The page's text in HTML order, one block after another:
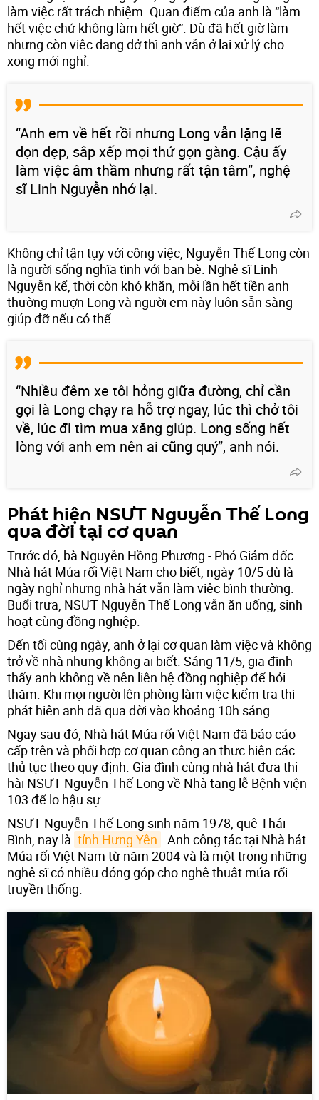
làm việc rất trách nhiệm. Quan điểm của anh là “làm
hết việc chứ không làm hết giờ”. Dù đã hết giờ làm
nhưng còn việc dang dở thì anh vẫn ở lại xử lý cho
xong mới nghỉ.
“Anh em về hết rồi nhưng Long vẫn lặng lẽ
dọn dẹp, sắp xếp mọi thứ gọn gàng. Cậu ấy
làm việc âm thầm nhưng rất tận tâm”, nghệ
sĩ Linh Nguyễn nhớ lại.
Không chỉ tận tụy với công việc, Nguyễn Thế Long còn
là người sống nghĩa tình với bạn bè. Nghệ sĩ Linh
Nguyễn kể, thời còn khó khăn, mỗi lần hết tiền anh
thường mượn Long và người em này luôn sẵn sàng
giúp đỡ nếu có thể.
“Nhiều đêm xe tôi hỏng giữa đường, chỉ cần
gọi là Long chạy ra hỗ trợ ngay, lúc thì chở tôi
về, lúc đi tìm mua xăng giúp. Long sống hết
lòng với anh em nên ai cũng quý”, anh nói.
Phát hiện NSƯT Nguyễn Thế Long
qua đời tại cơ quan
Trước đó, bà Nguyễn Hồng Phương - Phó Giám đốc
Nhà hát Múa rối Việt Nam cho biết, ngày 10/5 dù là
ngày nghỉ nhưng nhà hát vẫn làm việc bình thường.
Buổi trưa, NSƯT Nguyễn Thế Long vẫn ăn uống, sinh
hoạt cùng đồng nghiệp.
Đến tối cùng ngày, anh ở lại cơ quan làm việc và không
trở về nhà nhưng không ai biết. Sáng 11/5, gia đình
thấy anh không về nên liên hệ đồng nghiệp để hỏi
thăm. Khi mọi người lên phòng làm việc kiểm tra thì
phát hiện anh đã qua đời vào khoảng 10h sáng.
Ngay sau đó, Nhà hát Múa rối Việt Nam đã báo cáo
cấp trên và phối hợp cơ quan công an thực hiện các
thủ tục theo quy định. Gia đình cùng nhà hát đưa thi
hài NSƯT Nguyễn Thế Long về Nhà tang lễ Bệnh viện
103 để lo hậu sự.
NSƯT Nguyễn Thế Long sinh năm 1978, quê Thái
Bình, nay là tỉnh Hưng Yên
. Anh công tác tại Nhà hát
Múa rối Việt Nam từ năm 2004 và là một trong những
nghệ sĩ có nhiều đóng góp cho nghệ thuật múa rối
truyền thống.